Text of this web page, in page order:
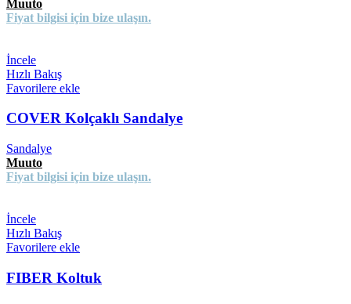
Muuto
Fiyat bilgisi için bize ulaşın.
İncele
Hızlı Bakış
Favorilere ekle
COVER Kolçaklı Sandalye
Sandalye
Muuto
Fiyat bilgisi için bize ulaşın.
İncele
Hızlı Bakış
Favorilere ekle
FIBER Koltuk